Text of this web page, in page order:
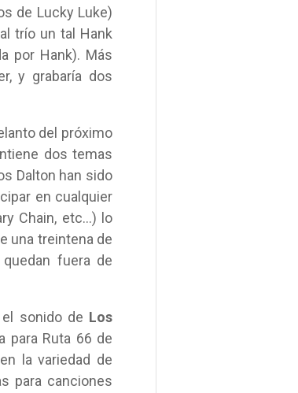
de Lucky Luke)
trío un tal Hank
por Hank). Más
y grabaría dos
del próximo
dos temas
Dalton han sido
en cualquier
Chain, etc…) lo
una treintena de
fuera de
sonido de Los
para Ruta 66 de
la variedad de
para canciones